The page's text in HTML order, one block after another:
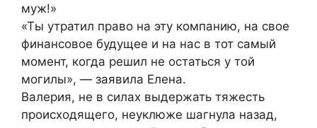
муж!»
«Ты утратил право на эту компанию, на свое
финансовое будущее и на нас в тот самый
момент, когда решил не остаться у той
могилы», — заявила Елена.
Валерия, не в силах выдержать тяжесть
происходящего, неуклюже шагнула назад,